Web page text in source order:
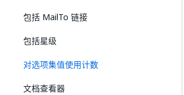
包括 MailTo 链接
包括星级
对选项集值使用计数
文档查看器